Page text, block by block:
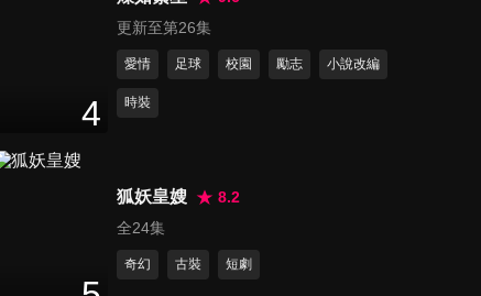
23
分鐘
4
更新至第26集
愛情 足球 校園 勵志 小說改編
時裝
狐妖皇嫂
8.2
全24集
奇幻 古裝 短劇